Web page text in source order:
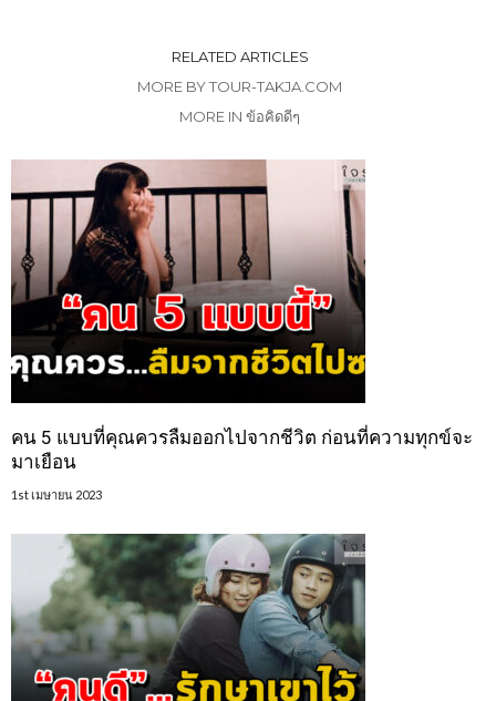
RELATED ARTICLES
MORE BY TOUR-TAKJA.COM
MORE IN ข้อคิดดีๆ
คน 5 แบบที่คุณควรลืมออกไปจากชีวิต ก่อนที่ความทุกข์จะ
มาเยือน
1st เมษายน 2023